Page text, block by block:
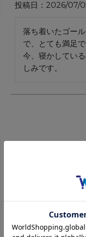
投稿日
2026/07/
落ち着いたゴー
で、とても満足で
今、寝かしてい
しみです。